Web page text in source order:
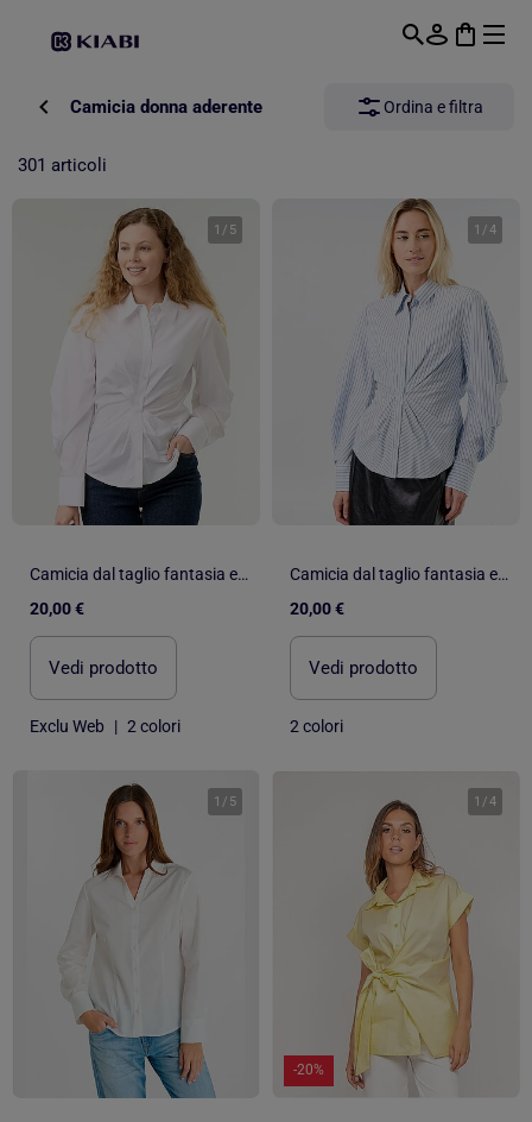
Camicia donna aderente Ordina e filtra
301 articoli
1 / 5
Camicia dal taglio fantasia e aderente sul davanti
20,00 €
Vedi prodotto
Exclu Web | 2 colori
1 /4
Camicia dal taglio fantasia e aderente sul davanti
20,00 €
Vedi prodotto
2 colori
1 / 5 1 /4
-20%